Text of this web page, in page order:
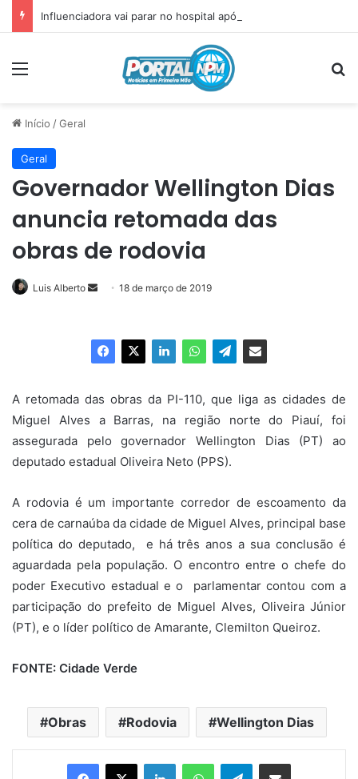
Início /Geral
Geral
Governador Wellington Dias
anuncia retomada das
obras de rodovia
Luis Alberto
Mande
mail
18 de março de 2019
A retomada das obras da PI-110, que liga as cidades de
Miguel Alves a Barras, na região norte do Piauí, foi
assegurada pelo governador Wellington Dias (PT) ao
deputado estadual Oliveira Neto (PPS).
A rodovia é um importante corredor de escoamento da
cera de carnaúba da cidade de Miguel Alves, principal base
política do deputado, e há três anos a sua conclusão é
aguardada pela população. O encontro entre o chefe do
poder Executivo estadual e o parlamentar contou com a
participação do prefeito de Miguel Alves, Oliveira Júnior
(PT), e o líder político de Amarante, Clemilton Queiroz.
FONTE: Cidade Verde
Obras Rodovia Wellington Dias
Telegram